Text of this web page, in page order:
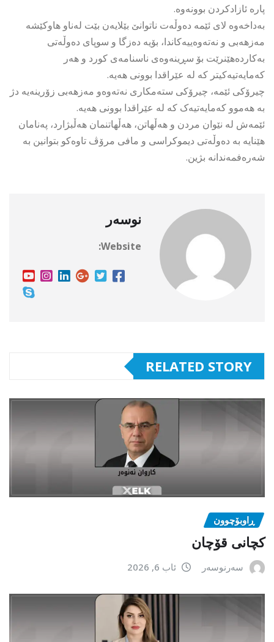
پارە ئازادکردن بوونەوە.
بەداخەوە لای ئێمە دەوڵەت ناتوانێ بێلایەن بێت لەناو هاوکێشە
مەزهەبی و نەتەوەییەکاندا، بۆیە دەزگا و سوپای دەوڵەتی
بەکاردەهێنرێت بۆ سڕینەوەی ناسنامەی کورد و هەر
کەمایەتیەکیتر کە لە عێراقدا بوونی هەیە.
چیرۆکی ئێمە، چیرۆکی ستەمکاری نەتەوەو مەزهەبی زۆرینەیە دژ
بە هەموو کەمایەتیەک کە لە عێراقدا بوونی هەیە.
ئێمەش لە نێوان مردن و هەڵهاتن، هەڵهاتنمان هەڵبژارد، پەنامان
هێنایە بە دەوڵەتی دیموکراسی و مافی مرۆڤ تاوەکو بتوانین بە
شەرەفمەندانە بژین.
نوسەر
Website:
RELATED STORY
ڕاوبۆچوون
کچانی قۆچان
سەرنوسەر ئاب 6, 2026